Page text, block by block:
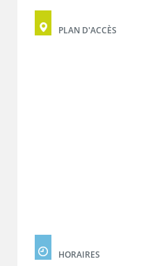
PLAN D'ACCÈS
HORAIRES